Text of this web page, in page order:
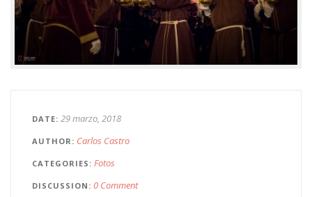
DATE 29 marzo, 2018
AUTHOR Carlos Castro
CATEGORIES Fotos
DISCUSSION 0 Comment